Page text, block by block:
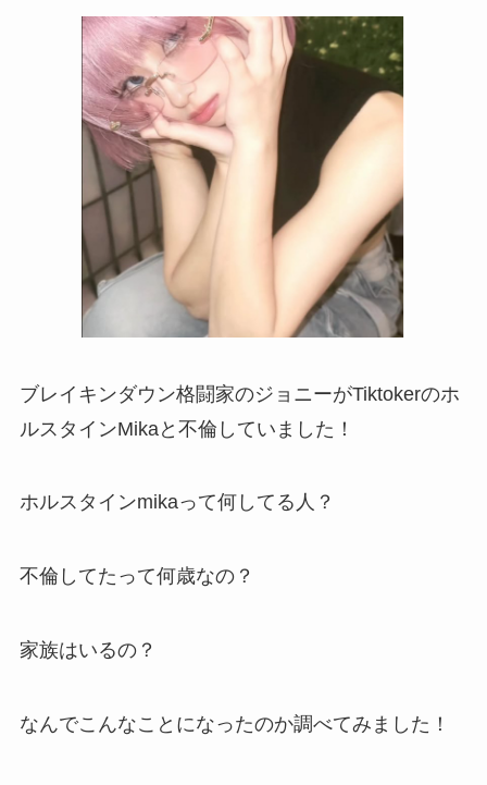
ブレイキンダウン格闘家のジョニーがTiktokerのホ
ルスタインMikaと不倫していました！
ホルスタインmikaって何してる人？
不倫してたって何歳なの？
家族はいるの？
なんでこんなことになったのか調べてみました！